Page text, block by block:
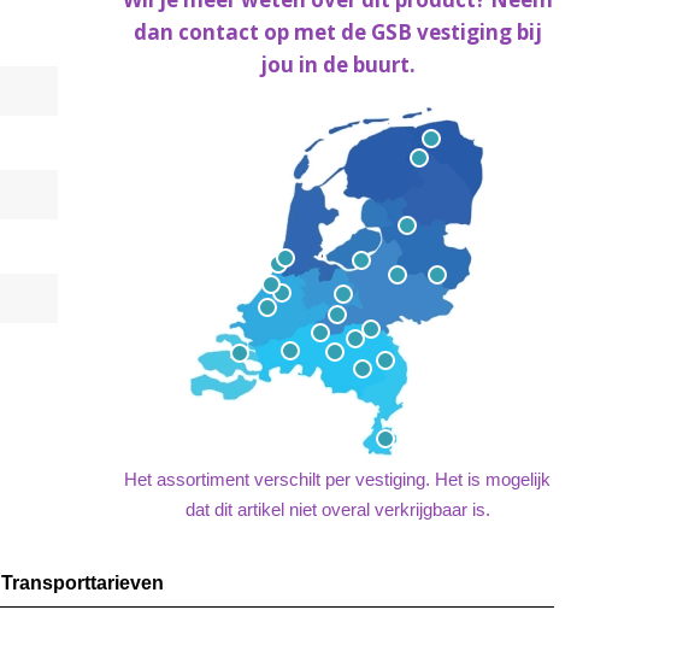
dan contact op met de GSB vestiging bij
jou in de buurt.
Het assortiment verschilt per vestiging. Het is mogelijk
dat dit artikel niet overal verkrijgbaar is.
Transporttarieven